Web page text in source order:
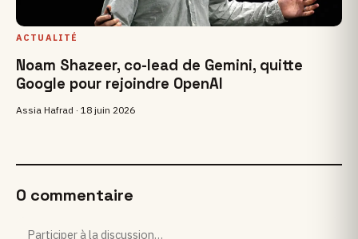
ACTUALITÉ
Noam Shazeer, co-lead de Gemini, quitte
Google pour rejoindre OpenAI
Assia Hafrad ·18 juin 2026
0 commentaire